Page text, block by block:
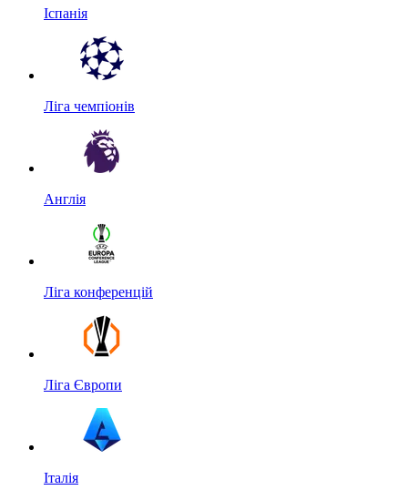
Іспанія
Ліга чемпіонів
Англія
Ліга конференцій
Ліга Європи
Італія